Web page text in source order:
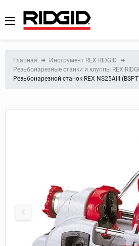
Главная
Инструмент REX RIDGID
Резьбонарезные станки и клуппы REX
Резьбонарезной станок REX NS25AIII